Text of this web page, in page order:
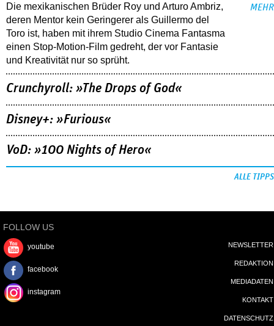
Die mexikanischen Brüder Roy und Arturo Ambriz,
deren Mentor kein Geringerer als Guillermo del
Toro ist, haben mit ihrem Studio Cinema Fantasma
einen Stop-Motion-Film gedreht, der vor Fantasie
und Kreativität nur so sprüht.
MEHR
Crunchyroll: »The Drops of God«
Disney+: »Furious«
VoD: »100 Nights of Hero«
ALLE TIPPS
FOLLOW US
youtube
facebook
instagram
NEWSLETTER
REDAKTION
MEDIADATEN
KONTAKT
DATENSCHUTZ